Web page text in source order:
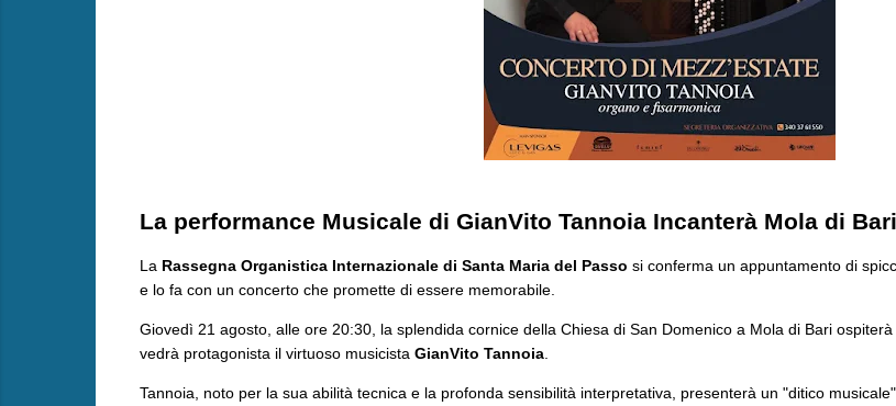
​La performance Musicale di GianVito Tannoia Incanterà Mola di Bari
​La Rassegna Organistica Internazionale di Santa Maria del Passo si conferma un appuntamento di
e lo fa con un concerto che promette di essere memorabile.
Giovedì 21 agosto, alle ore 20:30, la splendida cornice della Chiesa di San Domenico a Mola di Bari
vedrà protagonista il virtuoso musicista GianVito Tannoia.
​Tannoia, noto per la sua abilità tecnica e la profonda sensibilità interpretativa, presenterà un "ditico